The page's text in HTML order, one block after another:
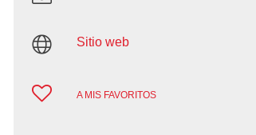
Sitio web
A MIS FAVORITOS